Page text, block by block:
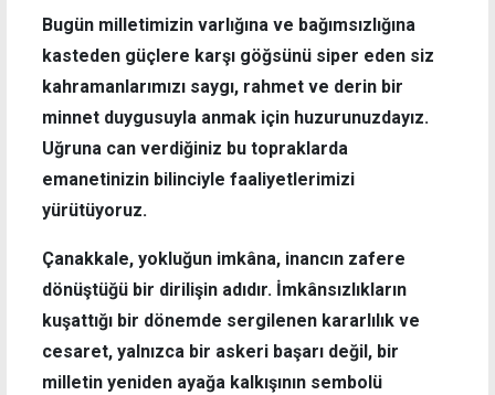
Bugün milletimizin varlığına ve bağımsızlığına
kasteden güçlere karşı göğsünü siper eden siz
kahramanlarımızı saygı, rahmet ve derin bir
minnet duygusuyla anmak için huzurunuzdayız.
Uğruna can verdiğiniz bu topraklarda
emanetinizin bilinciyle faaliyetlerimizi
yürütüyoruz.
Çanakkale, yokluğun imkâna, inancın zafere
dönüştüğü bir dirilişin adıdır. İmkânsızlıkların
kuşattığı bir dönemde sergilenen kararlılık ve
cesaret, yalnızca bir askeri başarı değil, bir
milletin yeniden ayağa kalkışının sembolü